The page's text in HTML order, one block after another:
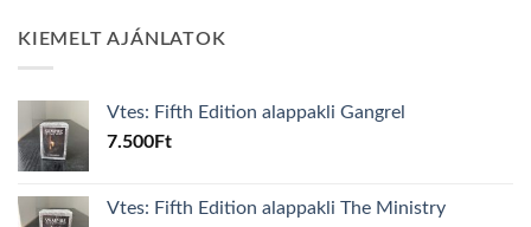
KIEMELT AJÁNLATOK
Vtes: Fifth Edition alappakli Gangrel
7.500Ft
Vtes: Fifth Edition alappakli The Ministry